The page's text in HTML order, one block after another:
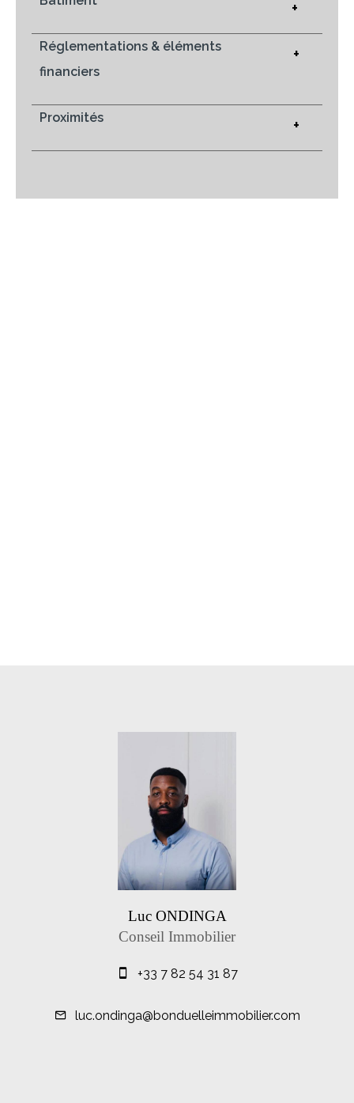
+
Réglementations & éléments
financiers
+
Proximités +
Luc ONDINGA
Conseil Immobilier
+33 7 82 54 31 87
luc.ondinga@bonduelleimmobilier.com